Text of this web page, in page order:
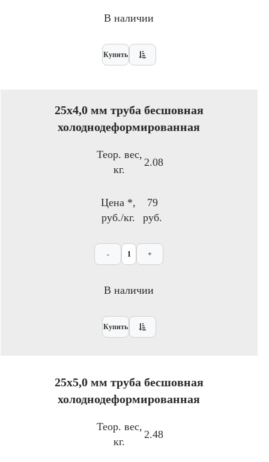
В наличии
Купить
25х4,0 мм труба бесшовная
холоднодеформированная
Теор. вес,
кг.
2.08
Цена *,
руб./кг.
79
руб.
- +
В наличии
Купить
25х5,0 мм труба бесшовная
холоднодеформированная
Теор. вес,
кг.
2.48